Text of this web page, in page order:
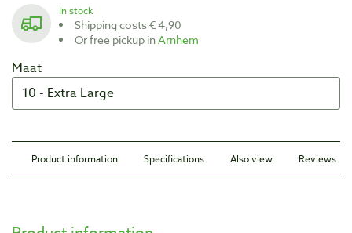
In stock
Shipping costs € 4,90
Or free pickup inArnhem
Maat
Product information Specifications Also view Reviews